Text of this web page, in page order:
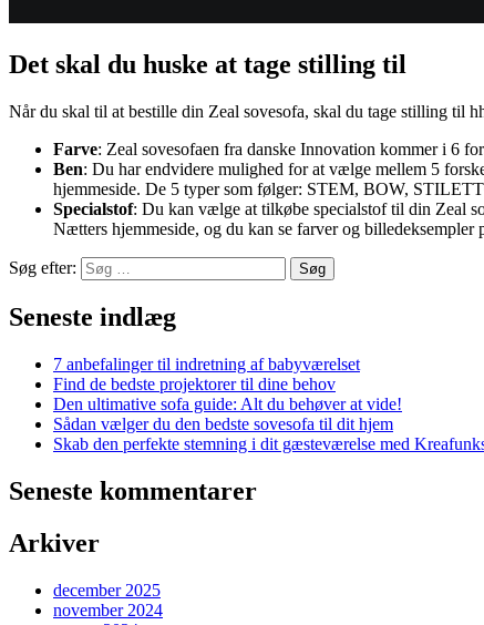
Det skal du huske at tage stilling til
Når du skal til at bestille din Zeal sovesofa, skal du tage stilling til
Farve: Zeal sovesofaen fra danske Innovation kommer i 6
Ben: Du har endvidere mulighed for at vælge mellem 5
hjemmeside. De 5 typer som følger: STEM, BOW,
Specialstof: Du kan vælge at tilkøbe specialstof til din Zeal
Nætters hjemmeside, og du kan se farver og billedeksempler
Søg efter:
Seneste indlæg
7 anbefalinger til indretning af babyværelset
Find de bedste projektorer til dine behov
Den ultimative sofa guide: Alt du behøver at vide!
Sådan vælger du den bedste sovesofa til dit hjem
Skab den perfekte stemning i dit gæsteværelse med
Seneste kommentarer
Arkiver
december 2025
november 2024